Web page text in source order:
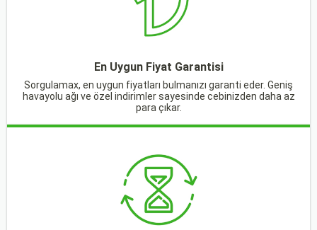
En Uygun Fiyat Garantisi
Sorgulamax, en uygun fiyatları bulmanızı garanti eder. Geniş
havayolu ağı ve özel indirimler sayesinde cebinizden daha az
para çıkar.